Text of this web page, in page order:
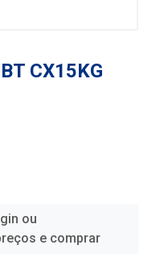
CX15KG
ou
e comprar